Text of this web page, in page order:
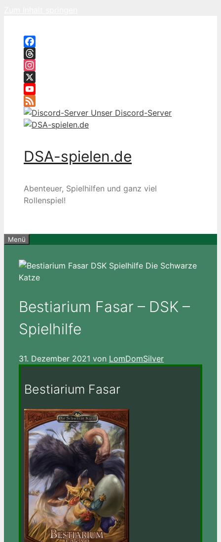
Facebook
Threads
Instagram
X
YouTube
Feed
Unser Discord-Server
DSA-spielen.de
Abenteuer, Spielhilfen und ganz viel
Rollenspiel!
Menü
Bestiarium Fasar – DSK –
Spielhilfe
31. Dezember 2021 von LomDomSilver
Bestiarium Fasar